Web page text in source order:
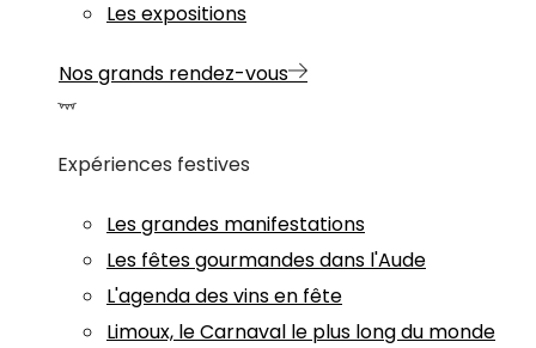
Les expositions
Nos grands rendez-vous
Expériences festives
Les grandes manifestations
Les fêtes gourmandes dans l'Aude
L'agenda des vins en fête
Limoux, le Carnaval le plus long du monde